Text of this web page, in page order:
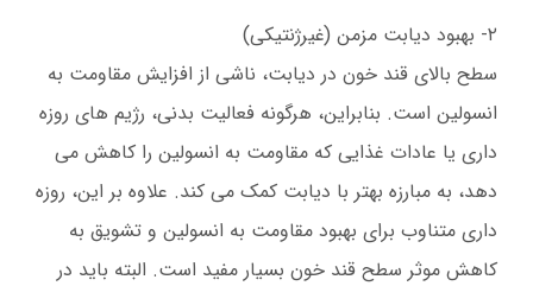
۲- بهبود دیابت مزمن (غیرژنتیکی)
سطح بالای قند خون در دیابت، ناشی از افزایش مقاومت به
انسولین است. بنابراین، هرگونه فعالیت بدنی، رژیم های روزه
داری یا عادات غذایی که مقاومت به انسولین را کاهش می
دهد، به مبارزه بهتر با دیابت کمک می کند. علاوه بر این، روزه
داری متناوب برای بهبود مقاومت به انسولین و تشویق به
کاهش موثر سطح قند خون بسیار مفید است. البته باید در